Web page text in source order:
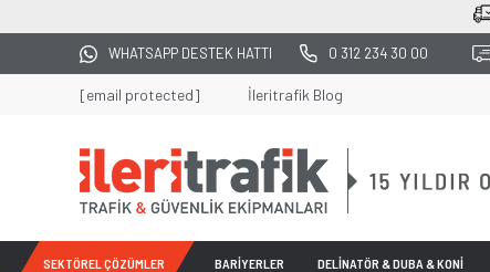
WHATSAPP DESTEK HATTI 0 312 234 30 00
[email protected] İleritrafik Blog
SEKTÖREL ÇÖZÜMLER BARİYERLER DELİNATÖR & DUBA & KONİ